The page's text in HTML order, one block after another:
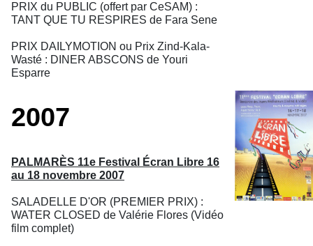
PRIX du PUBLIC (offert par CeSAM) :
TANT QUE TU RESPIRES de Fara Sene
PRIX DAILYMOTION ou Prix Zind-Kala-
Wasté : DINER ABSCONS de Youri
Esparre
2007
PALMARÈS 11e Festival Écran Libre 16
au 18 novembre 2007
SALADELLE D'OR (PREMIER PRIX) :
WATER CLOSED de Valérie Flores (Vidéo
film complet)